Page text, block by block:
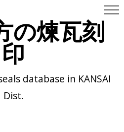
の煉瓦刻
印
database in KANSAI
Dist.